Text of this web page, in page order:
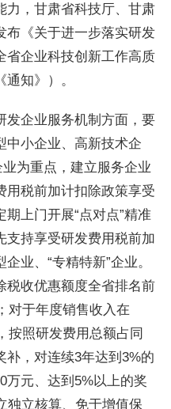
力，甘肃省科技厅、甘肃
布《关于进一步落实研发
省企业科技创新工作高质
知》）。
发企业服务机制方面，要
中小企业、高新技术企
为重点，建立服务企业
用税前加计扣除政策享受
上门开展“点对点”精准
支持享受研发费用税前加
业、“专精特新”企业。
税收优惠额度全省排名前
对于年度销售收入在
按照研发费用总额占同
补，对连续3年达到3%的
万元、达到5%以上的奖
独立核算、免于增值保